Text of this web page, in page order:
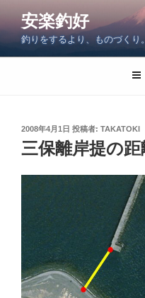
ン
テ
ン
安楽釣好
釣りをするより、ものづくり
投
稿
日:
2008年4月1日 投稿者: TAKATOKI
三保離岸提の距